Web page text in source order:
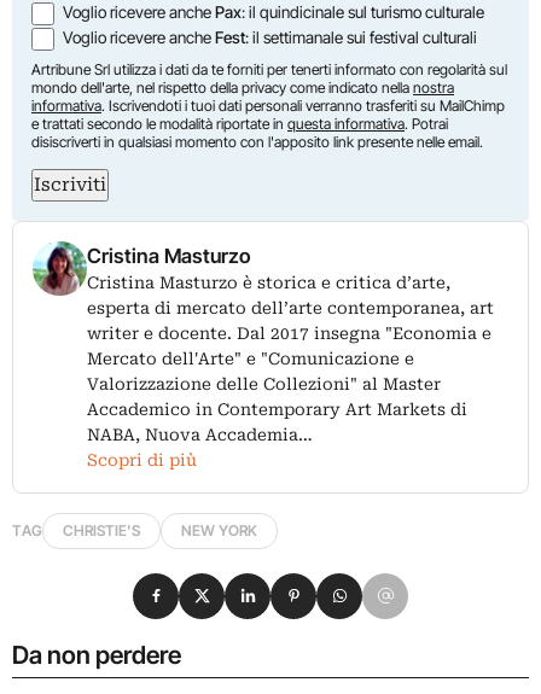
Voglio ricevere anchePax: il quindicinale sul turismo culturale
Voglio ricevere ancheFest: il settimanale sui festival culturali
Artribune Srl utilizza i dati da te forniti per tenerti informato con regolarità sul
mondo dell'arte, nel rispetto della privacy come indicato nella nostra
informativa. Iscrivendoti i tuoi dati personali verranno trasferiti su MailChimp
e trattati secondo le modalità riportate in questa informativa. Potrai
disiscriverti in qualsiasi momento con l'apposito link presente nelle email.
Iscriviti
Cristina Masturzo
Cristina Masturzo è storica e critica d’arte,
esperta di mercato dell’arte contemporanea, art
writer e docente. Dal 2017 insegna "Economia e
Mercato dell'Arte" e "Comunicazione e
Valorizzazione delle Collezioni" al Master
Accademico in Contemporary Art Markets di
NABA, Nuova Accademia…
Scopri di più
TAG CHRISTIE'S NEW YORK
Da non perdere
Condividi su Facebook
Condividi su X
Condividi su LinkedIn
Condividi su Pinterest
Condividi su WhatsApp
Condividi su Email